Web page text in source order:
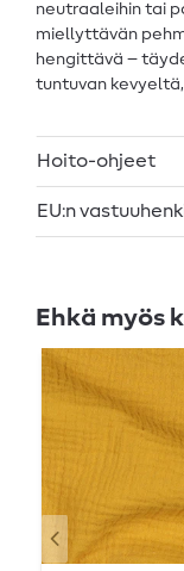
neutraaleihin tai
miellyttävän
hengittävä –
tuntuvan
Hoito-ohjeet
EU:n
Ehkä myös